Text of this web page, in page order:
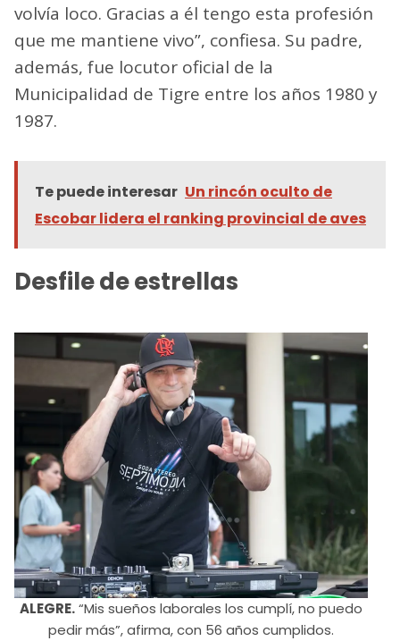
volvía loco. Gracias a él tengo esta profesión
que me mantiene vivo”, confiesa. Su padre,
además, fue locutor oficial de la
Municipalidad de Tigre entre los años 1980 y
1987.
Te puede interesar Un rincón oculto de
Escobar lidera el ranking provincial de aves
Desfile de estrellas
ALEGRE.“Mis sueños laborales los cumplí, no puedo
pedir más”, afirma, con 56 años cumplidos.